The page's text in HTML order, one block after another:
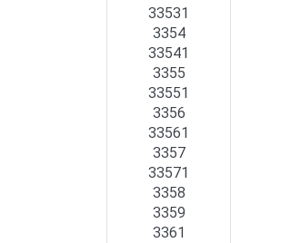
33531
3354
33541
3355
33551
3356
33561
3357
33571
3358
3359
3361